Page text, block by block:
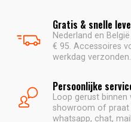
Gratis & snelle
Nederland en
€ 95. Accessoires
werkdag
Persoonlijke
Loop gerust
showroom of praat
whatsapp, chat,